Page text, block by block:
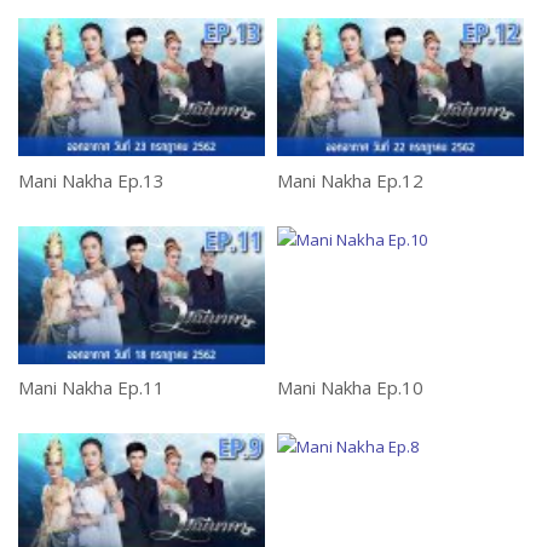
Mani Nakha Ep.13 Mani Nakha Ep.12
Mani Nakha Ep.11 Mani Nakha Ep.10